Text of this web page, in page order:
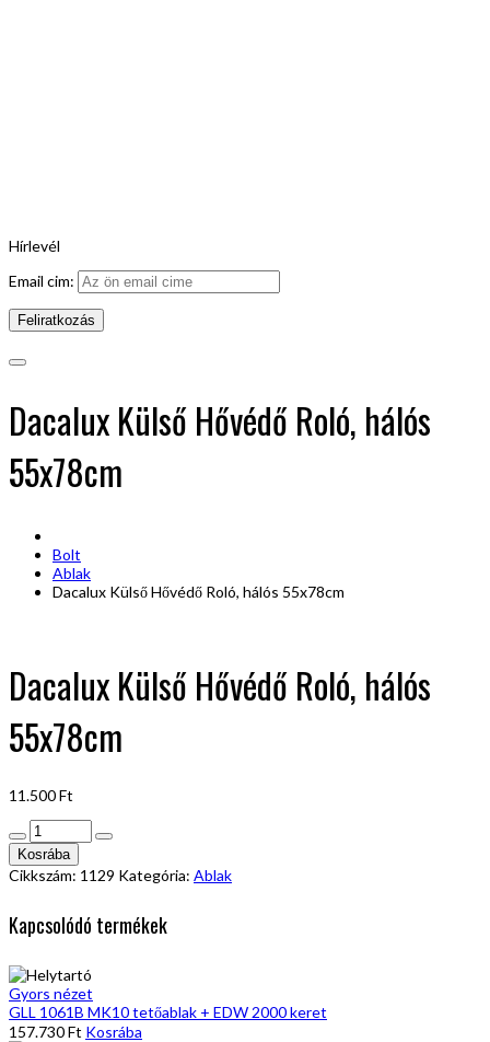
Hírlevél
Email cim:
Dacalux Külső Hővédő Roló, hálós
55x78cm
Bolt
Ablak
Dacalux Külső Hővédő Roló, hálós 55x78cm
Dacalux Külső Hővédő Roló, hálós
55x78cm
11.500Ft
Dacalux
Külső
Hővédő
Roló,
55x78cm
mennyiség
Kosrába
Cikkszám: 1129 Kategória: Ablak
Kapcsolódó termékek
Gyors nézet
GLL 1061B MK10 tetőablak + EDW 2000 keret
157.730Ft Kosrába